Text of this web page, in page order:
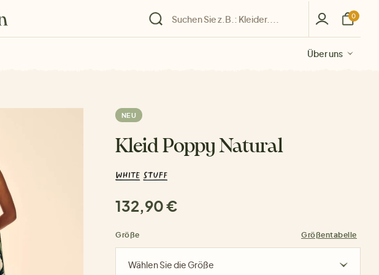
Über uns
Über uns
Über uns
Über uns
Über uns
0
NEU
Kleid Poppy Natural
132,90 €
Größe Größentabelle
Wählen Sie die Größe